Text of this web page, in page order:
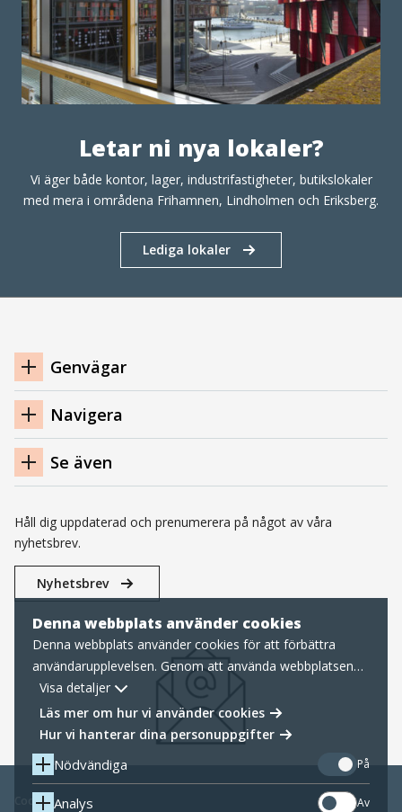
Denna webbplats använder cookies
Denna webbplats använder cookies för att förbättra
användarupplevelsen. Genom att använda webbplatsen
samtycker du till nödvändiga cookies, läs mer nedan om
hur vi hanterar cookies samt personuppgifter.
Visa detaljer
Läs mer om hur vi använder cookies
Hur vi hanterar dina personuppgifter
Nödvändiga På
Analys Av
Letar ni nya lokaler?
Vi äger både kontor, lager, industrifastigheter, butikslokaler
med mera i områdena Frihamnen, Lindholmen och Eriksberg.
Lediga lokaler
Navigation
sidfot
Genvägar
Navigera
Se även
Håll dig uppdaterad och prenumerera på något av våra
nyhetsbrev.
Nyhetsbrev
Cookies